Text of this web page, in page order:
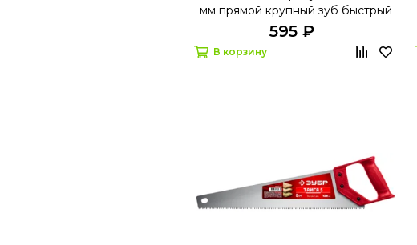
мм прямой крупный зуб быстрый
рез поперек волокон
595 ₽
В корзину